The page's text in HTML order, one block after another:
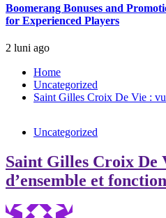
Boomerang Bonuses and
for Experienced Players
2 luni ago
Home
Uncategorized
Saint Gilles Croix De Vie :
Uncategorized
Saint Gilles Croix De
d’ensemble et